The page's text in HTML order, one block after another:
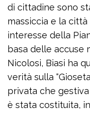
di cittadine sono
massiccia e la
interesse della
basa delle accuse
Nicolosi, Biasi ha
verità sulla
privata che
è stata costituita,